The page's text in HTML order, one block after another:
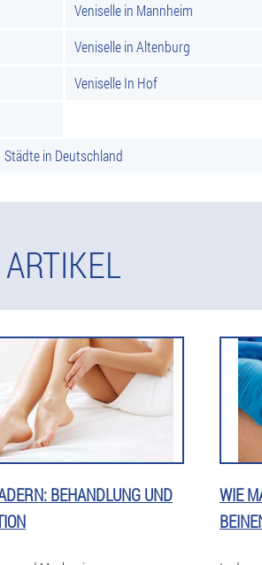
Veniselle in Mannheim
Veniselle in Altenburg
Veniselle In Hof
Städte in Deutschland
ARTIKEL
BEHANDLUNG UND
WIE